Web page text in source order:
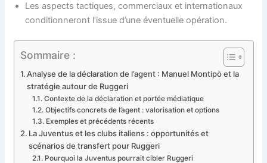
Les aspects tactiques, commerciaux et internationaux
conditionneront l’issue d’une éventuelle opération.
Sommaire :
Analyse de la déclaration de l’agent : Manuel Montipò et la
stratégie autour de Ruggeri
Contexte de la déclaration et portée médiatique
Objectifs concrets de l’agent : valorisation et options
Exemples et précédents récents
La Juventus et les clubs italiens : opportunités et
scénarios de transfert pour Ruggeri
Pourquoi la Juventus pourrait cibler Ruggeri